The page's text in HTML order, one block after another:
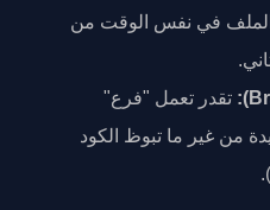
في نفس الوقت من
تقدر تعمل "فرع"
من غير ما تبوظ الكود